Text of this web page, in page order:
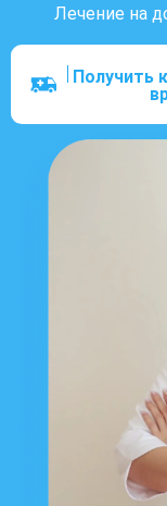
Лечение на